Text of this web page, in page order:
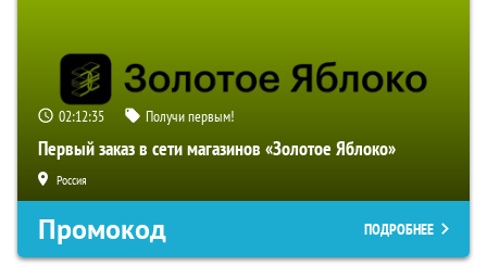
02:12:34 Получи первым!
Первый заказ в сети магазинов «Золотое Яблоко»
Россия
Промокод ПОДРОБНЕЕ